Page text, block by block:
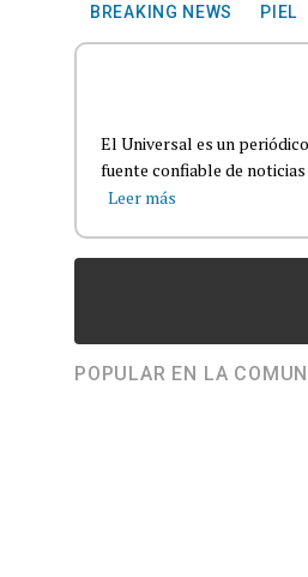
BREAKING NEWS PIEL
El Universal es un
fuente confiable de
Leer más
POPULAR EN LA